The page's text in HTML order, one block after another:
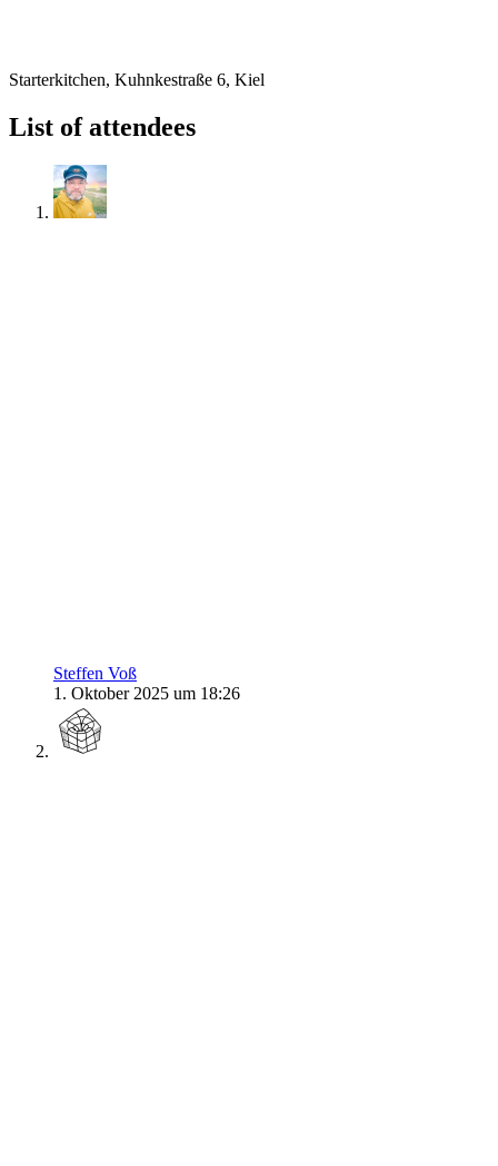
Starterkitchen, Kuhnkestraße 6, Kiel
List of attendees
Steffen Voß
1. Oktober 2025 um 18:26